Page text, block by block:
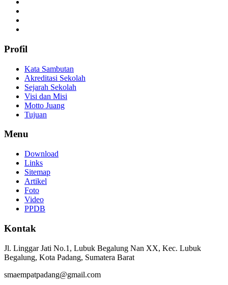
Profil
Kata Sambutan
Akreditasi Sekolah
Sejarah Sekolah
Visi dan Misi
Motto Juang
Tujuan
Menu
Download
Links
Sitemap
Artikel
Foto
Video
PPDB
Kontak
Jl. Linggar Jati No.1, Lubuk Begalung Nan XX, Kec. Lubuk
Begalung, Kota Padang, Sumatera Barat
smaempatpadang@gmail.com